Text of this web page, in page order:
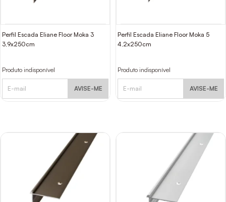
Perfil Escada Eliane Floor Moka 3
3,9x250cm
Produto indisponível
AVISE-ME
Perfil Escada Eliane Floor Moka 5
4,2x250cm
Produto indisponível
AVISE-ME